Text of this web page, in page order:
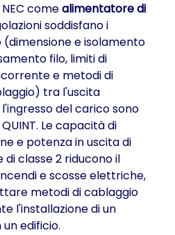
comealimentatore di
soddisfano i
(dimensione e isolamento
filo, limiti di
e metodi di
tra l'uscita
del carico sono
Le capacità di
e potenza in uscita di
classe 2 riducono il
e scosse elettriche,
metodi di cablaggio
l'installazione di un
edificio.